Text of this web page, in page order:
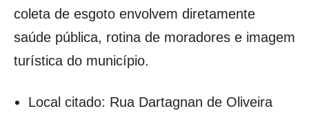
coleta de esgoto envolvem diretamente
saúde pública, rotina de moradores e imagem
turística do município.
Local citado: Rua Dartagnan de Oliveira